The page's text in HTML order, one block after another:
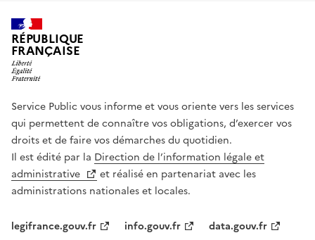
RÉPUBLIQUE
FRANÇAISE
Service Public vous informe et vous oriente vers les services
qui permettent de connaître vos obligations, d’exercer vos
droits et de faire vos démarches du quotidien.
Il est édité par la Direction de l’information légale et
administrative
et réalisé en partenariat avec les
administrations nationales et locales.
legifrance.gouv.fr info.gouv.fr data.gouv.fr